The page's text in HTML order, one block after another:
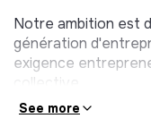
Notre ambition est
génération
exigence
collective.
La fabrique 113
See more